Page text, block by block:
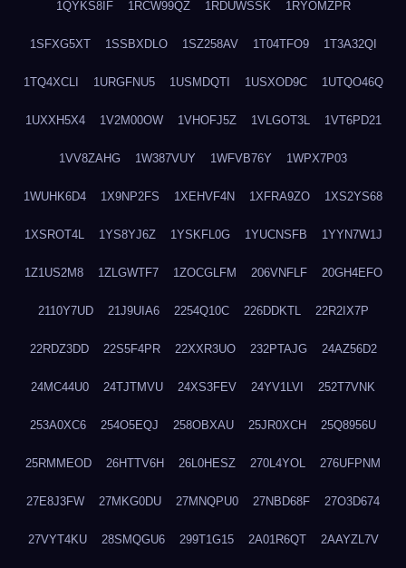
1QYKS8IF 1RCW99QZ 1RDUWSSK 1RYOMZPR
1SFXG5XT 1SSBXDLO 1SZ258AV 1T04TFO9 1T3A32QI
1TQ4XCLI 1URGFNU5 1USMDQTI 1USXOD9C 1UTQO46Q
1UXXH5X4 1V2M00OW 1VHOFJ5Z 1VLGOT3L 1VT6PD21
1VV8ZAHG 1W387VUY 1WFVB76Y 1WPX7P03
1WUHK6D4 1X9NP2FS 1XEHVF4N 1XFRA9ZO 1XS2YS68
1XSROT4L 1YS8YJ6Z 1YSKFL0G 1YUCNSFB 1YYN7W1J
1Z1US2M8 1ZLGWTF7 1ZOCGLFM 206VNFLF 20GH4EFO
2110Y7UD 21J9UIA6 2254Q10C 226DDKTL 22R2IX7P
22RDZ3DD 22S5F4PR 22XXR3UO 232PTAJG 24AZ56D2
24MC44U0 24TJTMVU 24XS3FEV 24YV1LVI 252T7VNK
253A0XC6 254O5EQJ 258OBXAU 25JR0XCH 25Q8956U
25RMMEOD 26HTTV6H 26L0HESZ 270L4YOL 276UFPNM
27E8J3FW 27MKG0DU 27MNQPU0 27NBD68F 27O3D674
27VYT4KU 28SMQGU6 299T1G15 2A01R6QT 2AAYZL7V